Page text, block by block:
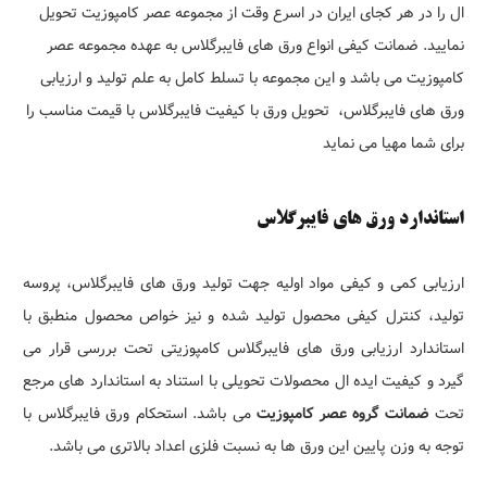
ال را در هر کجای ایران در اسرع وقت از مجموعه عصر کامپوزیت تحویل
نمایید. ضمانت کیفی انواع ورق های فایبرگلاس به عهده مجموعه عصر
کامپوزیت می باشد و این مجموعه با تسلط کامل به علم تولید و ارزیابی
ورق های فایبرگلاس، تحویل ورق با کیفیت فایبرگلاس با قیمت مناسب را
برای شما مهیا می نماید
استاندارد ورق های فایبرگلاس
ارزیابی کمی و کیفی مواد اولیه جهت تولید ورق های فایبرگلاس، پروسه
تولید، کنترل کیفی محصول تولید شده و نیز خواص محصول منطبق با
استاندارد ارزیابی ورق های فایبرگلاس کامپوزیتی تحت بررسی قرار می
گیرد و کیفیت ایده ال محصولات تحویلی با استناد به استاندارد های مرجع
تحت ضمانت گروه عصر کامپوزیت می باشد. استحکام ورق فایبرگلاس با
توجه به وزن پایین این ورق ها به نسبت فلزی اعداد بالاتری می باشد.